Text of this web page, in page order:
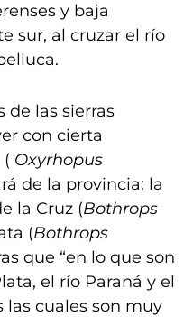
y baja
sur, al cruzar el río
de las sierras
con cierta
Oxyrhopus
de la provincia: la
la Cruz (Bothrops
(Bothrops
que “en lo que son
el río Paraná y el
las cuales son muy